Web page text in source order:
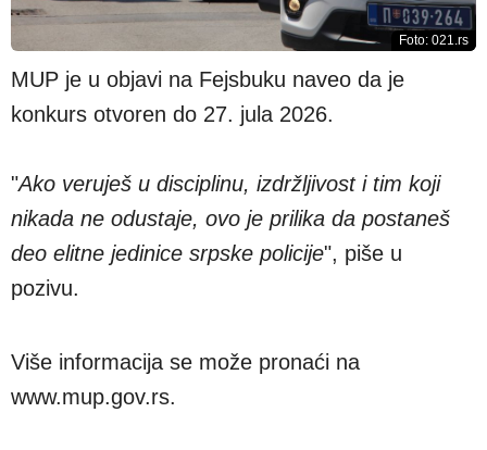
Foto: 021.rs
MUP je u objavi na Fejsbuku naveo da je
konkurs otvoren do 27. jula 2026.
"Ako veruješ u disciplinu, izdržljivost i tim koji
nikada ne odustaje, ovo je prilika da postaneš
deo elitne jedinice srpske policije", piše u
pozivu.
Više informacija se može pronaći na
www.mup.gov.rs.